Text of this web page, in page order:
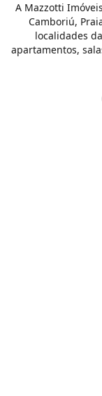
A Mazzotti
Camboriú,
localidades
apartamentos,